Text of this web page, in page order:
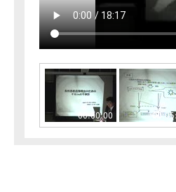
00:00:00